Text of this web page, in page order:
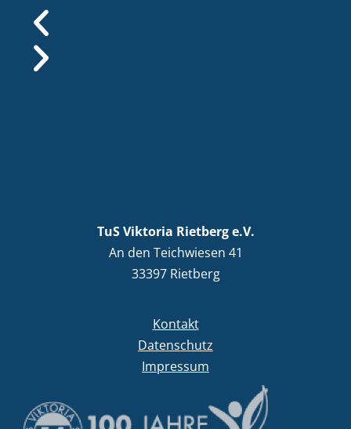
TuS Viktoria Rietberg e.V.
An den Teichwiesen 41
33397 Rietberg
Kontakt
Datenschutz
Impressum